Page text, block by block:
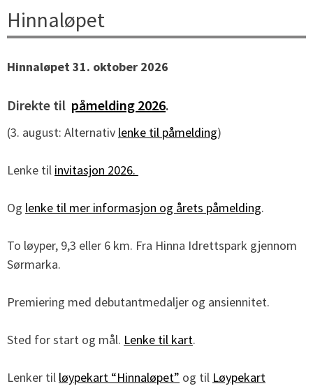
Hinnaløpet
Hinnaløpet 31. oktober 2026
Direkte til påmelding 2026.
(3. august: Alternativ lenke til påmelding)
Lenke til invitasjon 2026.
Og lenke til mer informasjon og årets påmelding.
To løyper, 9,3 eller 6 km. Fra Hinna Idrettspark gjennom
Sørmarka.
Premiering med debutantmedaljer og ansiennitet.
Sted for start og mål. Lenke til kart.
Lenker til løypekart “Hinnaløpet” og til Løypekart